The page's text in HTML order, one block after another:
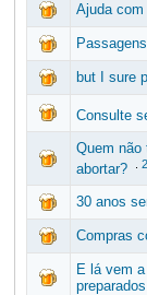
Ajuda com
but I sure
Consulte
Quem não
abortar?
2
30 anos
Compras
E lá vem
preparados